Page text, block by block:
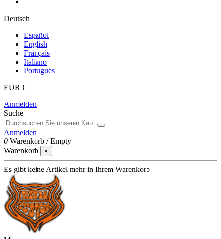
Deutsch
Español
English
Français
Italiano
Português
EUR €
Anmelden
Suche
Anmelden
0 Warenkorb /Empty
Warenkorb
×
Es gibt keine Artikel mehr in Ihrem Warenkorb